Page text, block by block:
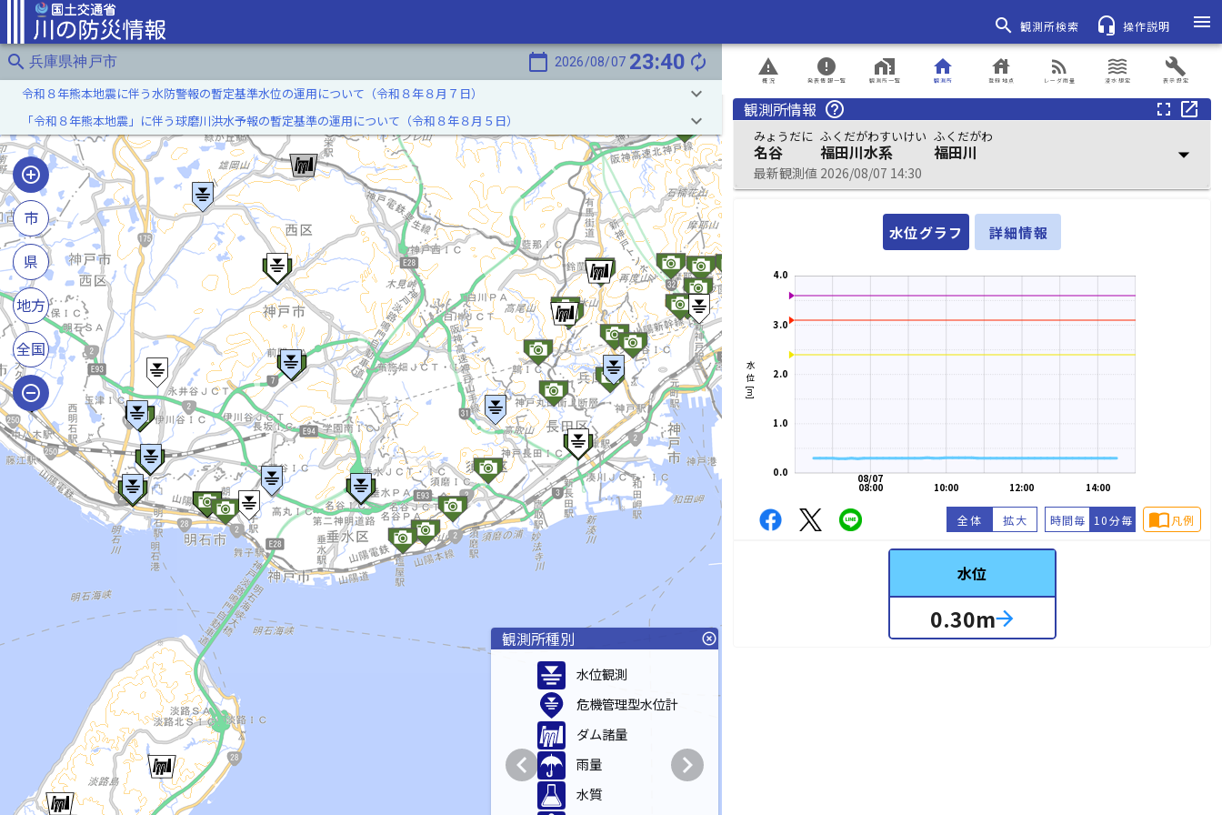
search 観測所検索 headset_mic 操作説明
menu
search 兵庫県神戸市 calendar_today 2026/08/07 23:40 autorenew
令和８年熊本地震に伴う水防警報の暫定基準水位の運用について（令和８年８月７日） keyboard_arrow_down
「令和８年熊本地震」に伴う球磨川洪水予報の暫定基準の運用について（令和８年８月５日） keyboard_arrow_down
市
県
地方
全国
観測所種別 highlight_off
水位観測
危機管理型水位計
ダム諸量
雨量
水質
chevron_left chevron_right
概況
report_problem
発表情報一覧
error
観測所一覧
home_work
観測所
home
登録地点
house
レーダ雨量
rss_feed
浸水想定
waves
表示設定
build
観測所情報 help_outline fullscreen open_in_new
みょうだに
名谷
ふくだがわすいけい
福田川水系
ふくだがわ
福田川
最新観測値 2026/08/07 14:30
arrow_drop_down
水位グラフ 詳細情報
0.0
1.0
2.0
3.0
4.0
水位[m]
14:00
12:00
10:00
08/07
08:00
全体 拡大 時間毎 10分毎 import_contacts凡例
水位
0.30marrow_forward